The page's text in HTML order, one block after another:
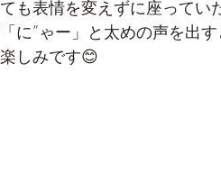
も表情を変えずに座ってい
に”ゃー」と太めの声を出す
しみです😊